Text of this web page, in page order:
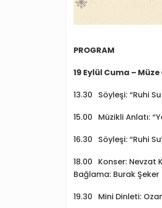
PROGRAM
19 Eylül Cuma –
13.30 Söyleşi: “Ruhi
15.00 Müzikli Anlatı:
16.30 Söyleşi: “Ruhi
18.00 Konser: Nevzat
Bağlama: Burak Şeker
19.30 Mini Dinleti: